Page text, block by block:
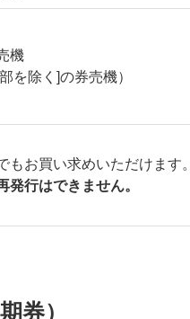
機
を除く]の券売機）
もお買い求めいただけます。
発行はできません。
券）